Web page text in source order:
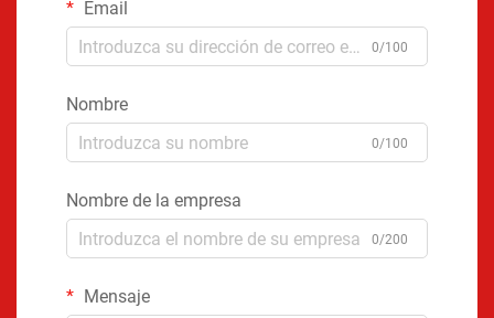
Email
0/100
Nombre
0/100
Nombre de la empresa
0/200
Mensaje